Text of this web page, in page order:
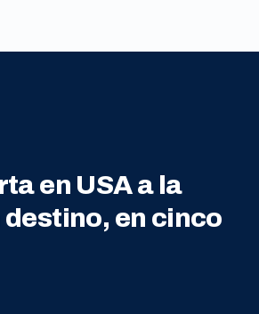
en USA a la
destino, en cinco